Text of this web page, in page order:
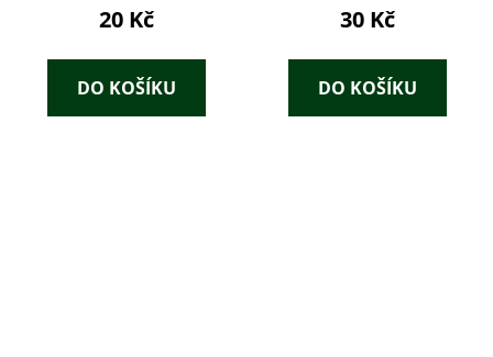
Arbeitsbuch 1
20 Kč
DO KOŠÍKU
30 Kč
DO KOŠÍKU